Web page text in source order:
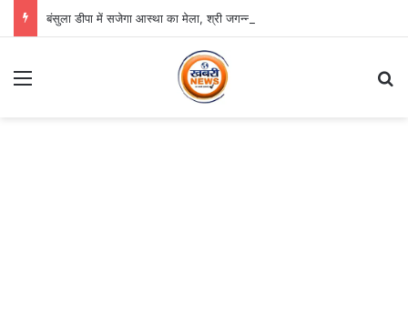
बंसुला डीपा में सजेगा आस्था का मेला, श्री जगन्नाथ झूलन रथयात्रा कल से